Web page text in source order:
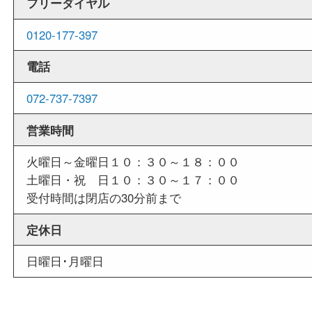
外出ＯＫ
商品査定中の外出も出来ますので、査定中に用事
せていただくことも可能です。
店舗情報